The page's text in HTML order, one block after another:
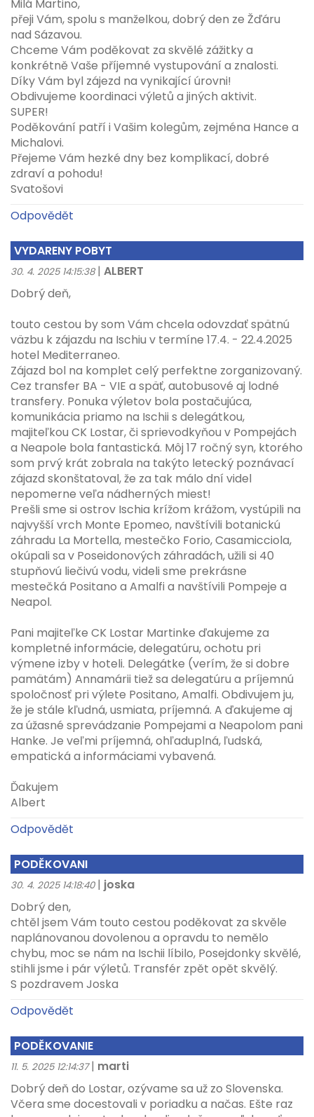
Milá Martino,
přeji Vám, spolu s manželkou, dobrý den ze Žďáru
nad Sázavou.
Chceme Vám poděkovat za skvělé zážitky a
konkrétně Vaše příjemné vystupování a znalosti.
Díky Vám byl zájezd na vynikající úrovni!
Obdivujeme koordinaci výletů a jiných aktivit.
SUPER!
Poděkování patří i Vašim kolegům, zejména Hance a
Michalovi.
Přejeme Vám hezké dny bez komplikací, dobré
zdraví a pohodu!
Svatošovi
Odpovědět
VYDARENY POBYT
30. 4. 2025 14:15:38 | ALBERT
Dobrý deň,
touto cestou by som Vám chcela odovzdať spätnú
väzbu k zájazdu na Ischiu v termíne 17.4. - 22.4.2025
hotel Mediterraneo.
Zájazd bol na komplet celý perfektne zorganizovaný.
Cez transfer BA - VIE a späť, autobusové aj lodné
transfery. Ponuka výletov bola postačujúca,
komunikácia priamo na Ischii s delegátkou,
majiteľkou CK Lostar, či sprievodkyňou v Pompejách
a Neapole bola fantastická. Môj 17 ročný syn, ktorého
som prvý krát zobrala na takýto letecký poznávací
zájazd skonštatoval, že za tak málo dní videl
nepomerne veľa nádherných miest!
Prešli sme si ostrov Ischia krížom krážom, vystúpili na
najvyšší vrch Monte Epomeo, navštívili botanickú
záhradu La Mortella, mestečko Forio, Casamicciola,
okúpali sa v Poseidonových záhradách, užili si 40
stupňovú liečivú vodu, videli sme prekrásne
mestečká Positano a Amalfi a navštívili Pompeje a
Neapol.
Pani majiteľke CK Lostar Martinke ďakujeme za
kompletné informácie, delegatúru, ochotu pri
výmene izby v hoteli. Delegátke (verím, že si dobre
pamätám) Annamárii tiež sa delegatúru a príjemnú
spoločnosť pri výlete Positano, Amalfi. Obdivujem ju,
že je stále kľudná, usmiata, príjemná. A ďakujeme aj
za úžasné sprevádzanie Pompejami a Neapolom pani
Hanke. Je veľmi príjemná, ohľaduplná, ľudská,
empatická a informáciami vybavená.
Ďakujem
Albert
Odpovědět
PODĚKOVANI
30. 4. 2025 14:18:40 | joska
Dobrý den,
chtěl jsem Vám touto cestou poděkovat za skvěle
naplánovanou dovolenou a opravdu to nemělo
chybu, moc se nám na Ischii líbilo, Posejdonky skvělé,
stihli jsme i pár výletů. Transfér zpět opět skvělý.
S pozdravem Joska
Odpovědět
PODĚKOVANIE
11. 5. 2025 12:14:37 | marti
Dobrý deň do Lostar, ozývame sa už zo Slovenska.
Včera sme docestovali v poriadku a načas. Ešte raz